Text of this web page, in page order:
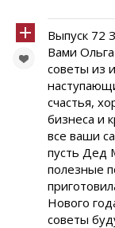
Выпуск 72
Вами
советы из
счастья,
бизнеса и
все ваши
пусть Дед
полезные
Нового
советы